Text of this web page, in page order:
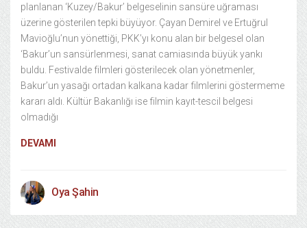
planlanan ‘Kuzey/Bakur’ belgeselinin sansüre uğraması
üzerine gösterilen tepki büyüyor. Çayan Demirel ve Ertuğrul
Mavioğlu’nun yönettiği, PKK’yı konu alan bir belgesel olan
‘Bakur’un sansürlenmesi, sanat camiasında büyük yankı
buldu. Festivalde filmleri gösterilecek olan yönetmenler,
Bakur’un yasağı ortadan kalkana kadar filmlerini göstermeme
kararı aldı. Kültür Bakanlığı ise filmin kayıt-tescil belgesi
olmadığı
DEVAMI
Oya Şahin